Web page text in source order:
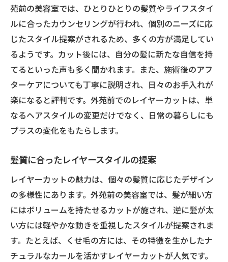
ボリューム感を調整するテクニック
ロングレイヤーの手入れと長持ちする秘密
髪質に合わせたレイヤーカットで魅力アップ
直毛の方におすすめのレイヤースタイル
くせ毛を活かしたレイヤーの工夫
ダメージを抑えたカット技術
柔らかさを演出するレイヤーの秘密
髪質改善とレイヤーカットの相乗効果
忙しい朝でも手軽にスタイリングできるレイヤ
ーカット術
スピーディーな朝のスタイリング法
簡単なヘアセットのコツ
忙しい人にぴったりのヘアアレンジ
時短で美しく仕上がるスタイリング
苑前の美容室では、ひとりひとりの髪質やライフスタイ
ルに合ったカウンセリングが行われ、個別のニーズに応
じたスタイル提案がされるため、多くの方が満足してい
るようです。カット後には、自分の髪に新たな自信を持
てるといった声も多く聞かれます。また、施術後のアフ
ターケアについても丁寧に説明され、日々のお手入れが
楽になると評判です。外苑前でのレイヤーカットは、単
なるヘアスタイルの変更だけでなく、日常の暮らしにも
プラスの変化をもたらします。
髪質に合ったレイヤースタイルの提案
レイヤーカットの魅力は、個々の髪質に応じたデザイン
の多様性にあります。外苑前の美容室では、髪が細い方
にはボリュームを持たせるカットが施され、逆に髪が太
い方には軽やかな動きを重視したスタイルが提案されま
す。たとえば、くせ毛の方には、その特徴を生かしたナ
チュラルなカールを活かすレイヤーカットが人気です。